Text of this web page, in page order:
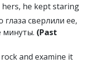
he kept staring
сверлили ее,
минуты. (Past
and examine it